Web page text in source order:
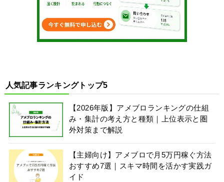
人気記事ランキングトップ5
【2026年版】アメブロランキングの仕組
み・集計の考え方と種類｜上位表示と圏
外対策まで解説
【主婦向け】アメブロで月5万円稼ぐ方法
おすすめ7選｜スキマ時間を活かす実践ガ
イド